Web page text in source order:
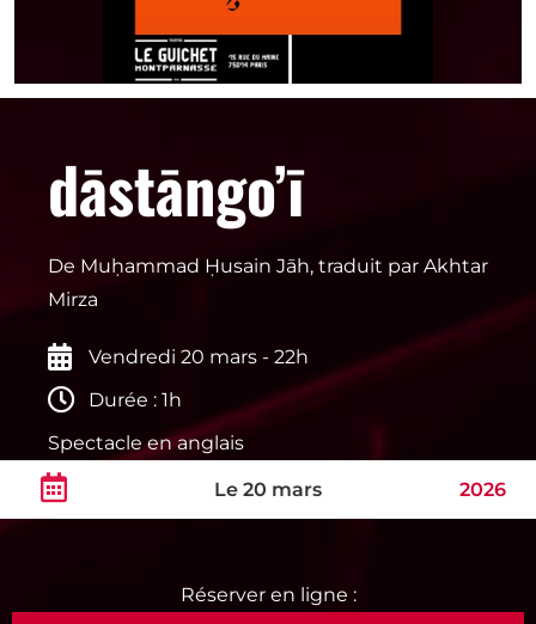
dāstāngo’ī
De Muḥammad Ḥusain Jāh, traduit par Akhtar
Mirza
Vendredi 20 mars - 22h
Durée : 1h
Spectacle en anglais
Le 20 mars 2026